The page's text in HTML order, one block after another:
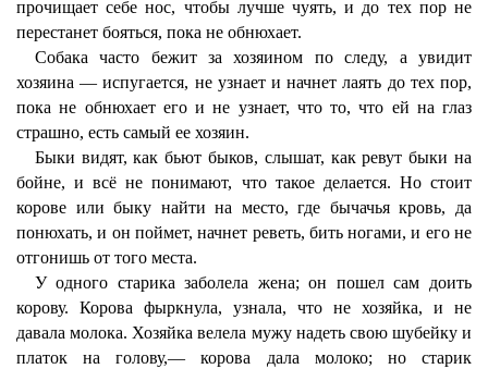
прочищает себе нос, чтобы лучше чуять, и до тех пор не
перестанет бояться, пока не обнюхает.
Собака часто бежит за хозяином по следу, а увидит
хозяина — испугается, не узнает и начнет лаять до тех пор,
пока не обнюхает его и не узнает, что то, что ей на глаз
страшно, есть самый ее хозяин.
Быки видят, как бьют быков, слышат, как ревут быки на
бойне, и всё не понимают, что такое делается. Но стоит
корове или быку найти на место, где бычачья кровь, да
понюхать, и он поймет, начнет реветь, бить ногами, и его не
отгонишь от того места.
У одного старика заболела жена; он пошел сам доить
корову. Корова фыркнула, узнала, что не хозяйка, и не
давала молока. Хозяйка велела мужу надеть свою шубейку и
платок на голову,— корова дала молоко; но старик